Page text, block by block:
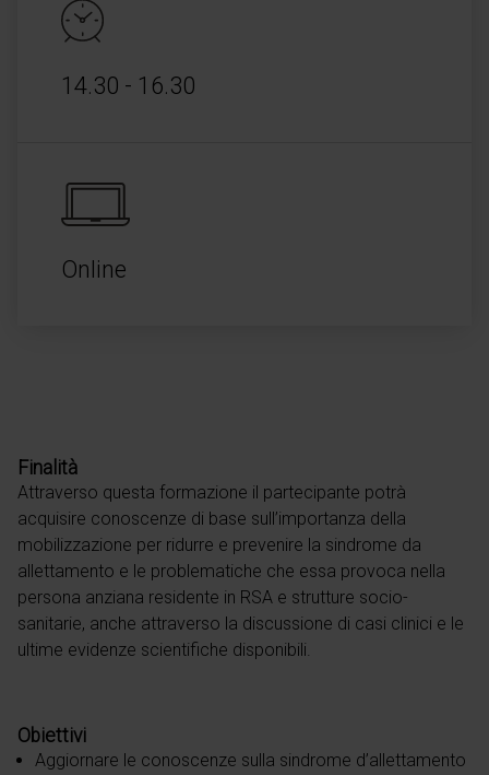
14.30 - 16.30
Online
Finalità
Attraverso questa formazione il partecipante potrà
acquisire conoscenze di base sull’importanza della
mobilizzazione per ridurre e prevenire la sindrome da
allettamento e le problematiche che essa provoca nella
persona anziana residente in RSA e strutture socio-
sanitarie, anche attraverso la discussione di casi clinici e le
ultime evidenze scientifiche disponibili.
Obiettivi
Aggiornare le conoscenze sulla sindrome d’allettamento